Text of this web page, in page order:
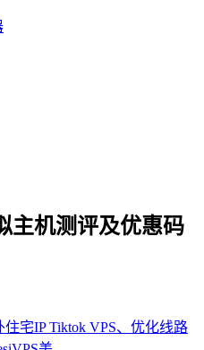
主机测评及优惠码
宅IP Tiktok VPS、优化线路